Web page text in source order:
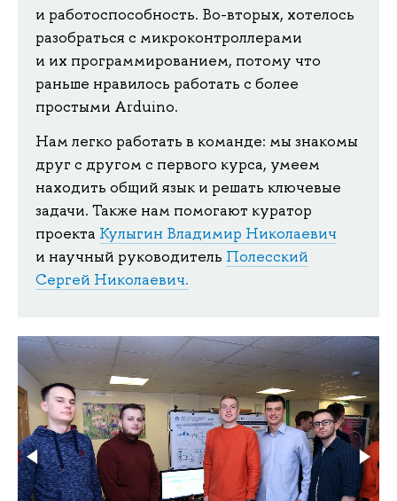
и работоспособность. Во-вторых, хотелось
разобраться с микроконтроллерами
и их программированием, потому что
раньше нравилось работать с более
простыми Arduino.
Нам легко работать в команде: мы знакомы
друг с другом с первого курса, умеем
находить общий язык и решать ключевые
задачи. Также нам помогают куратор
проекта Кулыгин Владимир Николаевич
и научный руководитель Полесский
Сергей Николаевич.